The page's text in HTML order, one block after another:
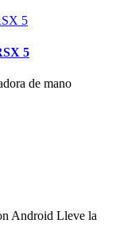
5
de mano
Android Lleve la